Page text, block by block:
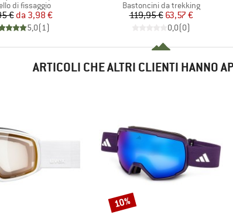
di prodotti
di fissaggio
Prezzo
€ Prezzo ridotto
da 3,98 €
5,0(1)
Gruppo di prodotti
Bastoncini da trekking
Prezzo
119,95 €Prezzo ridotto
63,57 €
0,0(0)
ARTICOLI CHE ALTRI CLIENTI HANNO
Sconto
10%